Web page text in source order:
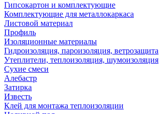
Гипсокартон и комплектующие
Комплектующие для металлокаркаса
Листовой материал
Профиль
Изоляционные материалы
Гидроизоляция, пароизоляция, ветрозащита
Утеплители, теплоизоляция, шумоизоляция
Сухие смеси
Алебастр
Затирка
Известь
Клей для монтажа теплоизоляции